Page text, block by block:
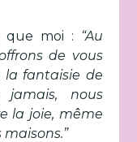
que moi : “Au
de vous
la fantaisie de
jamais, nous
la joie, même